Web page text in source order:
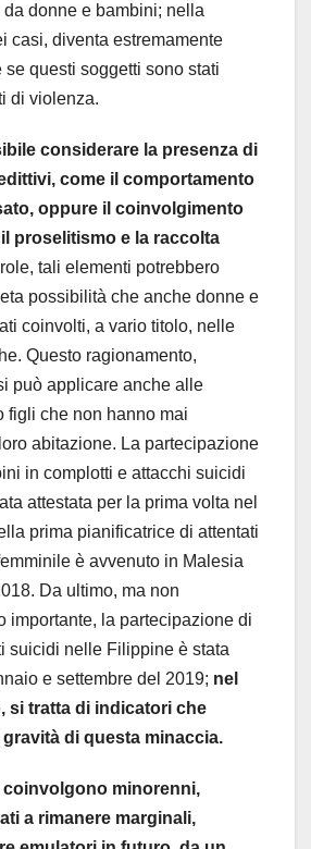
donne e bambini; nella
casi, diventa estremamente
questi soggetti sono stati
di violenza.
considerare la presenza di
come il comportamento
oppure il coinvolgimento
proselitismo e la raccolta
tali elementi potrebbero
possibilità che anche donne e
coinvolti, a vario titolo, nelle
Questo ragionamento,
può applicare anche alle
figli che non hanno mai
abitazione. La partecipazione
in complotti e attacchi suicidi
attestata per la prima volta nel
prima pianificatrice di attentati
è avvenuto in Malesia
Da ultimo, ma non
importante, la partecipazione di
suicidi nelle Filippine è stata
e settembre del 2019; nel
si tratta di indicatori che
di questa minaccia.
coinvolgono minorenni,
a rimanere marginali,